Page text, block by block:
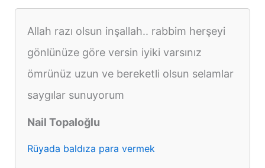
Allah razı olsun inşallah.. rabbim herşeyi
gönlünüze göre versin iyiki varsınız
ömrünüz uzun ve bereketli olsun selamlar
saygılar sunuyorum
Nail Topaloğlu
Rüyada baldıza para vermek